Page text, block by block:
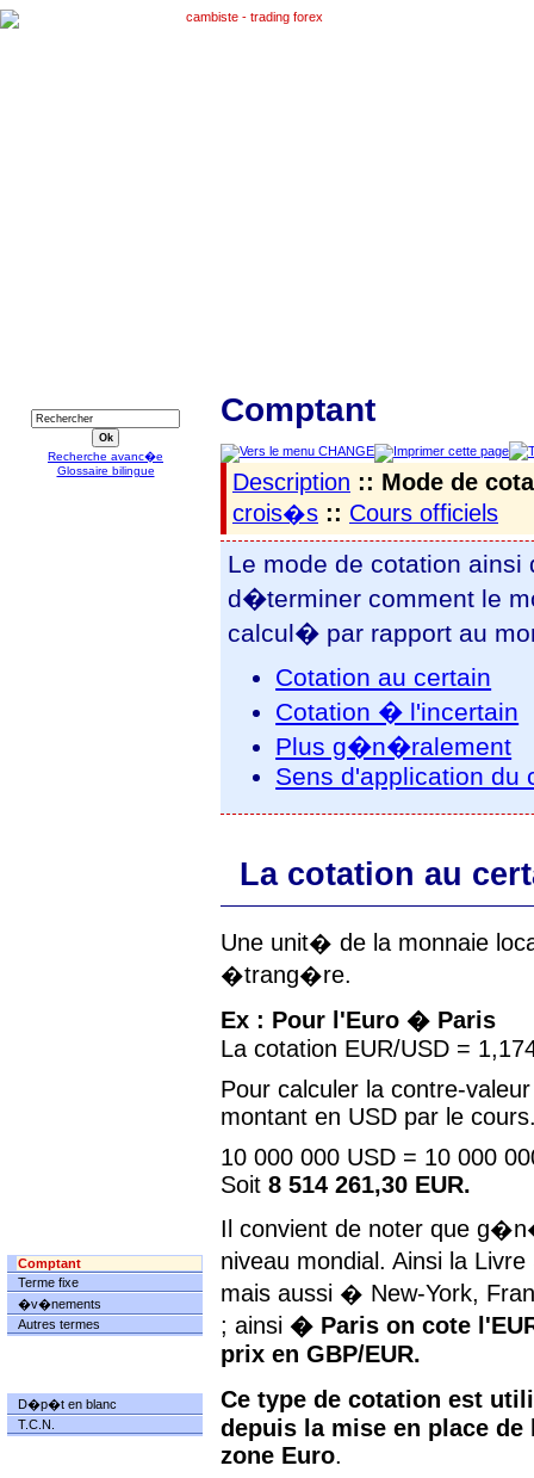
Comptant
Description :: Mode de
crois�s :: Cours officiels
Le mode de cotation
d�terminer comment le
calcul� par rapport au
Cotation au certain
Cotation � l'incertain
Plus g�n�ralement
Sens d'application du
La cotation au
Une unit� de la monnaie
�trang�re.
Ex : Pour l'Euro � Paris
La cotation EUR/USD =
Pour calculer la contre-
montant en USD par le
10 000 000 USD = 10 000
Soit 8 514 261,30 EUR.
Il convient de noter que
niveau mondial. Ainsi la
mais aussi � New-York,
; ainsi � Paris on cote
prix en GBP/EUR.
Ce type de cotation est
depuis la mise en place
zone Euro.
Recherche avanc�e
Glossaire bilingue
Comptant
Terme fixe
�v�nements
Autres termes
D�p�t en blanc
T.C.N.